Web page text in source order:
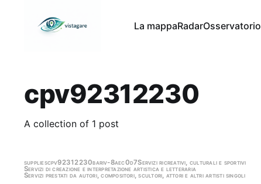
La mappaRadarOsservatorio
cpv92312230
A collection of 1 post
suppliescpv92312230bariv-8aec0d7Servizi ricreativi, culturali e sportivi
Servizi di creazione e interpretazione artistica e letteraria
Servizi prestati da autori, compositori, scultori, attori e altri artisti singoli